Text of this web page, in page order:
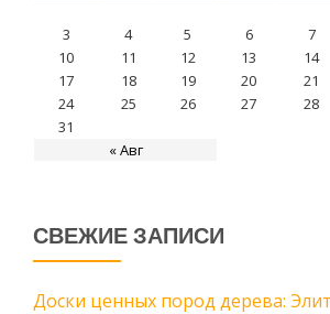
« Авг
3
4 5 6 7
10
11 12 13 14
17
18 19 20 21
24
25 26 27 28
31
СВЕЖИЕ ЗАПИСИ
Доски ценных пород дерева: